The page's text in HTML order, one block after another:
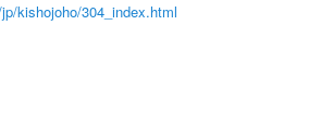
kishojoho/304_index.html